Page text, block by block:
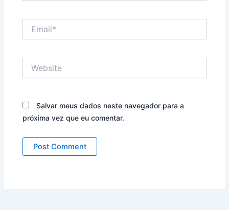
Salvar meus dados neste navegador para a
próxima vez que eu comentar.